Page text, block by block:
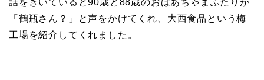
話をきいていると90歳と88歳のおばあちゃまふたりが
「鶴瓶さん？」と声をかけてくれ、大西食品という梅
工場を紹介してくれました。